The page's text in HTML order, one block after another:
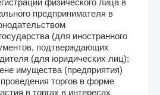
предпринимателя в
(для иностранного
подтверждающих
(для юридических лиц);
имущества (предприятия)
торгов в форме
в торгах в интересах